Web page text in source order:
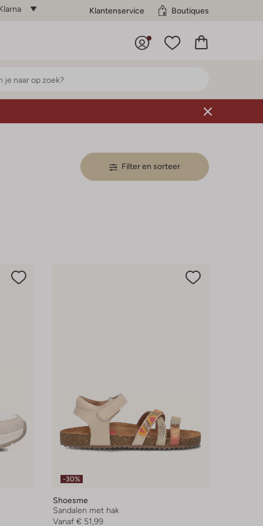
Klantenservice Boutiques
Filter en sorteer
-30%
Shoesme
Sandalen met hak
Vanaf € 51,99